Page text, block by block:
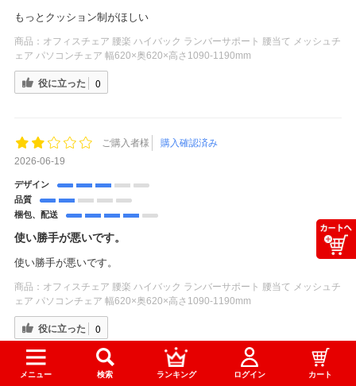
もっとクッション制がほしい
商品： オフィスチェア 腰楽 ハイバック ランバーサポート 腰当て メッシュチ
ェア パソコンチェア 幅620×奥620×高さ1090-1190mm
役に立った 0
ご購入者様
購入確認済み
2026-06-19
デザイン
品質
梱包、配送
使い勝手が悪いです。
使い勝手が悪いです。
商品： オフィスチェア 腰楽 ハイバック ランバーサポート 腰当て メッシュチ
ェア パソコンチェア 幅620×奥620×高さ1090-1190mm
役に立った 0
メニュー 検索 ランキング ログイン カート